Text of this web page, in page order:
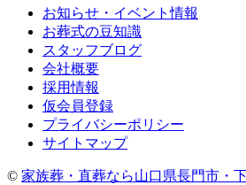
お知らせ・イベント情報
お葬式の豆知識
スタッフブログ
会社概要
採用情報
仮会員登録
プライバシーポリシー
サイトマップ
© 家族葬・直葬なら山口県長門市・